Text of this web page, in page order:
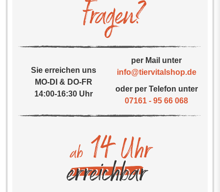
Sie erreichen uns
MO-DI & DO-FR
14:00-16:30 Uhr
per Mail unter
info@tiervitalshop.de
oder per Telefon unter
07161 - 95 66 068